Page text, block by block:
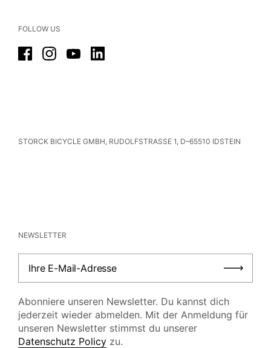
FOLLOW US
FacebookInstagram
YouTubeLinkedIn
STORCK BICYCLE GMBH, RUDOLFSTRASSE 1, D–65510 IDSTEIN
NEWSLETTER
Abonniere unseren Newsletter. Du kannst dich
jederzeit wieder abmelden. Mit der Anmeldung für
unseren Newsletter stimmst du unserer
Datenschutz Policy zu.